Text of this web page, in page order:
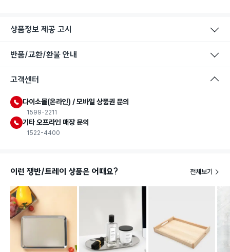
상품정보 제공 고시
반품/교환/환불 안내
고객센터
다이소몰(온라인) / 모바일 상품권 문의
1599-2211
기타 오프라인 매장 문의
1522-4400
이런 쟁반/트레이 상품은 어때요? 전체보기